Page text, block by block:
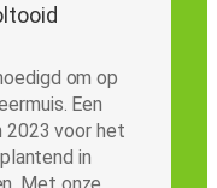
om op
Een
2023 voor het
in
Met onze